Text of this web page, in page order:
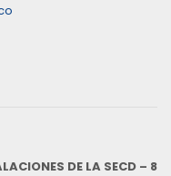
DE LA SECD – 8